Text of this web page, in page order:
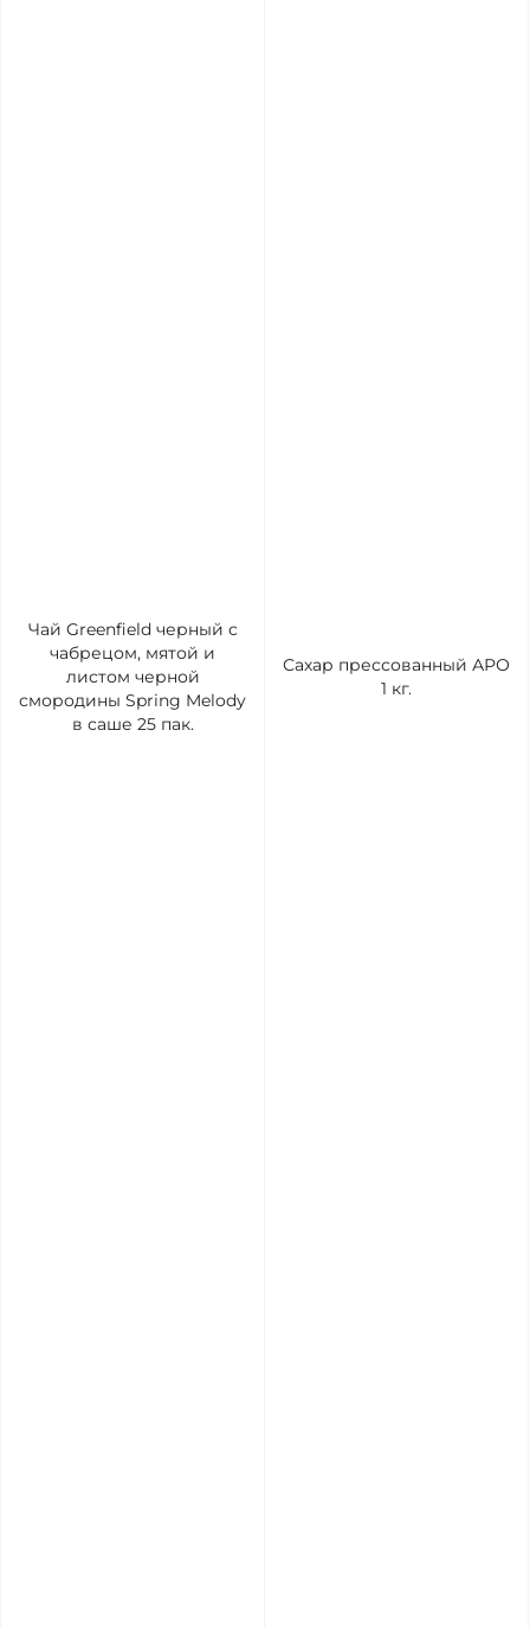
Чай Greenfield черный с
чабрецом, мятой и
листом черной
смородины Spring Melody
в саше 25 пак.
Сахар прессованный АРО
1 кг.